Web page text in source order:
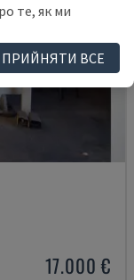
17.000 €
те, як ми
ПРИЙНЯТИ ВСЕ